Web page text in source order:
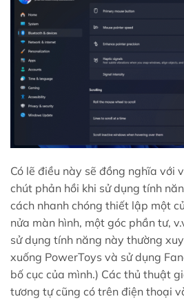
Có lẽ điều này sẽ đồng nghĩa với
chút phản hồi khi sử dụng tính
cách nhanh chóng thiết lập một
nửa màn hình, một góc phần tư,
sử dụng tính năng này thường
xuống PowerToys và sử dụng
bố cục của mình.) Các thủ thuật
tương tự cũng có trên điện thoại